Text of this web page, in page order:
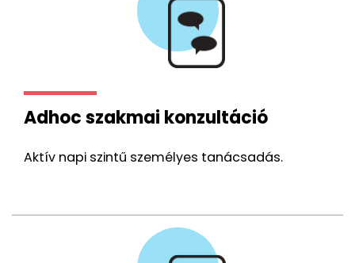
Adhoc szakmai konzultáció
Aktív napi szintű személyes tanácsadás.